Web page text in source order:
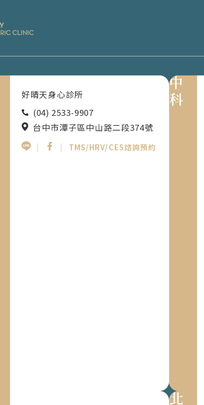
好晴天身心診所
(04) 2533-9907
台中市潭子區中山路二段374號
｜
｜ TMS/HRV/CES諮詢預約
中科